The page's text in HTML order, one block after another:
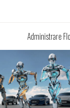
Administrare